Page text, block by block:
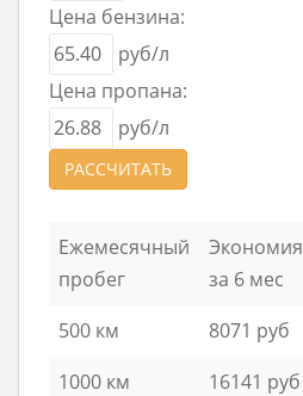
Цена бензина:
руб/л
Цена пропана:
руб/л
РАССЧИТАТЬ
Ежемесячный
пробег
Экономия
за 6 мес
500 км
8071 руб
1000 км
16141 руб